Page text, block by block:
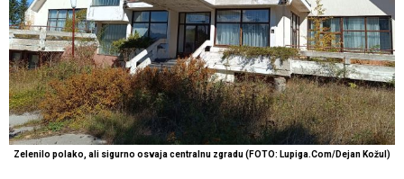
Zelenilo polako, ali sigurno osvaja centralnu zgradu (FOTO: Lupiga.Com/Dejan Kožul)